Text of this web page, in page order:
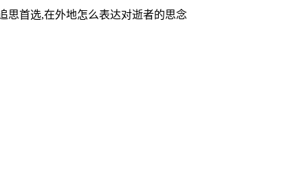
思首选,在外地怎么表达对逝者的思念